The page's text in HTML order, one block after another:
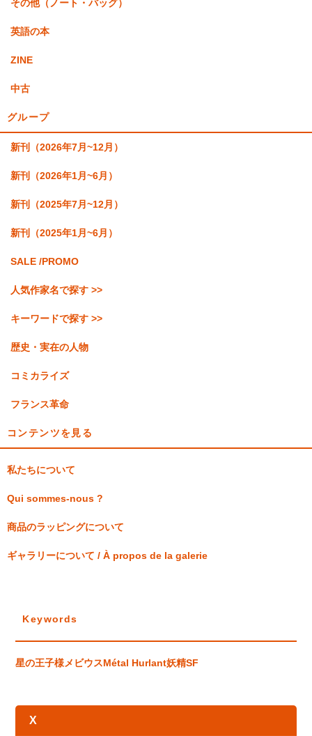
その他（ノート・バッグ）
英語の本
ZINE
中古
グループ
新刊（2026年7月~12月）
新刊（2026年1月~6月）
新刊（2025年7月~12月）
新刊（2025年1月~6月）
SALE /PROMO
人気作家名で探す >>
キーワードで探す >>
歴史・実在の人物
コミカライズ
フランス革命
コンテンツを見る
私たちについて
Qui sommes-nous ?
商品のラッピングについて
ギャラリーについて / À propos de la galerie
Keywords
星の王子様メビウスMétal Hurlant妖精SF
X